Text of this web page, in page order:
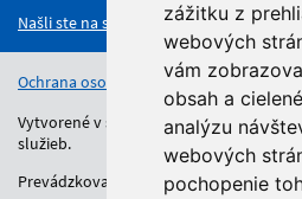
zážitku z
webových
vám
obsah a
analýzu
webových
pochopenie
Našli ste na stránke chybu?
Ochrana osobných údajov Vyhlásenie
Vytvorené v súlade s Jednotným dizajn
služieb.
Prevádzkovateľom služby je Regionálny